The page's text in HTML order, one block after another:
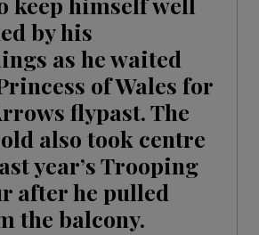
by his
as he waited
of Wales for
flypast. The
also took centre
year’s Trooping
after he pulled
the balcony.